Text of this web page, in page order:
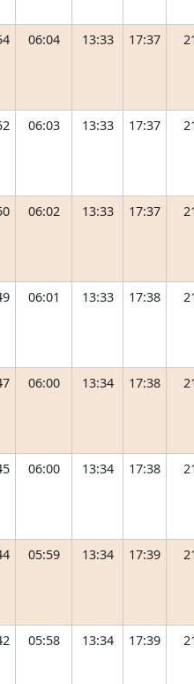
06:04 13:33 17:37
06:03 13:33 17:37
06:02 13:33 17:37
06:01 13:33 17:38
06:00 13:34 17:38
06:00 13:34 17:38
05:59 13:34 17:39
05:58 13:34 17:39